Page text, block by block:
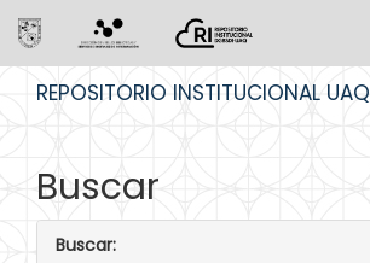
REPOSITORIO INSTITUCIONAL UAQ
Buscar
Buscar: